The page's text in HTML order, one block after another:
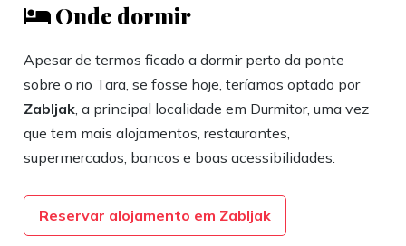
Onde dormir
Apesar de termos ficado a dormir perto da ponte
sobre o rio Tara, se fosse hoje, teríamos optado por
Zabljak , a principal localidade em Durmitor, uma vez
que tem mais alojamentos, restaurantes,
supermercados, bancos e boas acessibilidades.
Reservar alojamento em Zabljak